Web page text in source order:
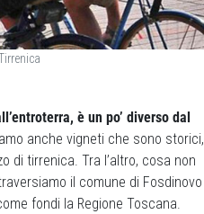
è un po’ diverso dal
anche vigneti che sono storici,
di tirrenica. Tra l’altro, cosa non
il comune di Fosdinovo
fondi la Regione Toscana.